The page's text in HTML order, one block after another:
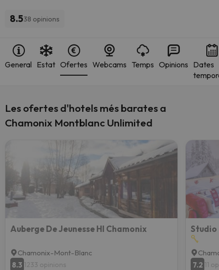
8.538 opinions
General Estat Ofertes Webcams Temps Opinions Dates
Les ofertes d'hotels més barates a
Chamonix Montblanc Unlimited
Auberge De Jeunesse HI Chamonix
Chamonix-Mont-Blanc
8.3 1233 opinions
7.2 11